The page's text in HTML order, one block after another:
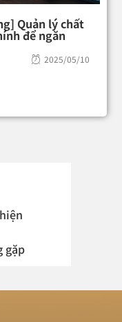
Quản lý chất
để ngăn
2025/05/10
gặp